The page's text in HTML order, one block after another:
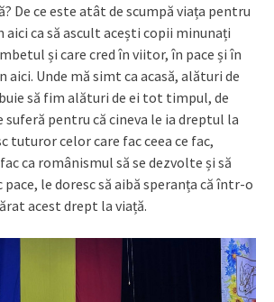
De ce este atât de scumpă viața pentru
aici ca să ascult acești copii minunați
și care cred în viitor, în pace și în
aici. Unde mă simt ca acasă, alături de
să fim alături de ei tot timpul, de
suferă pentru că cineva le ia dreptul la
tuturor celor care fac ceea ce fac,
ca românismul să se dezvolte și să
pace, le doresc să aibă speranța că într-o
acest drept la viață.